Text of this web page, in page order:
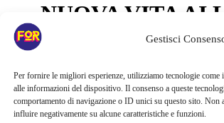
Gestisci
Per fornire le migliori esperienze, utilizziamo tecnologie come
alle informazioni del dispositivo. Il consenso a queste
comportamento di navigazione o ID unici su questo sito. Non
influire negativamente su alcune caratteristiche e funzioni.
NUOVA VITA AI
DELLA
APERTE LE
PORTATE LE